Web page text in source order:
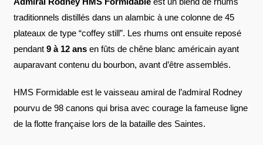
traditionnels distillés dans un alambic à une colonne de 45
plateaux de type “coffey still”. Les rhums ont ensuite reposé
pendant 9 à 12 ansen fûts de chêne blanc américain ayant
auparavant contenu du bourbon, avant d’être assemblés.
HMS Formidable est le vaisseau amiral de l’admiral Rodney
pourvu de 98 canons qui brisa avec courage la fameuse ligne
de la flotte française lors de la bataille des Saintes.